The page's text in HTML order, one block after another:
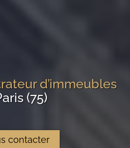
d’immeubles
(75)
contacter